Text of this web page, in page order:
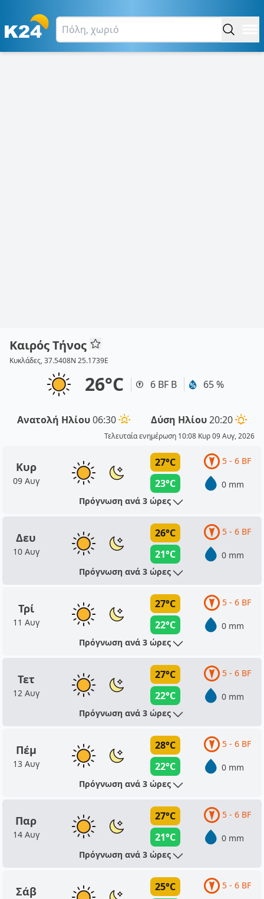
Καιρός Τήνος
Κυκλάδες, 37.5408N 25.1739E
26°C 6 BF Β 65 %
Ανατολή Ηλίου06:30 Δύση Ηλίου20:20
Τελευταία ενημέρωση 10:08 Κυρ 09 Αυγ, 2026
Κυρ
09 Αυγ
27°C
23°C
5 - 6 BF
0 mm
Πρόγνωση ανά 3 ώρες
Δευ
10 Αυγ
26°C
21°C
5 - 6 BF
0 mm
Πρόγνωση ανά 3 ώρες
Τρί
11 Αυγ
27°C
22°C
5 - 6 BF
0 mm
Πρόγνωση ανά 3 ώρες
Τετ
12 Αυγ
27°C
22°C
5 - 6 BF
0 mm
Πρόγνωση ανά 3 ώρες
Πέμ
13 Αυγ
28°C
22°C
5 - 6 BF
0 mm
Πρόγνωση ανά 3 ώρες
Παρ
14 Αυγ
27°C
21°C
5 - 6 BF
0 mm
Πρόγνωση ανά 3 ώρες
Σάβ
25°C
5 - 6 BF